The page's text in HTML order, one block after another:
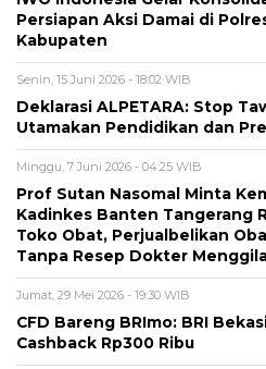
Persiapan Aksi Damai di
Kabupaten
Senin, 15 Juni 2026 - 18:02 WIB
Deklarasi ALPETARA: Stop
Utamakan Pendidikan dan
Minggu, 7 Juni 2026 - 04:25 WIB
Prof Sutan Nasomal Minta
Kadinkes Banten Tangerang
Toko Obat, Perjualbelikan
Tanpa Resep Dokter
Jumat, 29 Mei 2026 - 19:30 WIB
CFD Bareng BRImo: BRI
Cashback Rp300 Ribu